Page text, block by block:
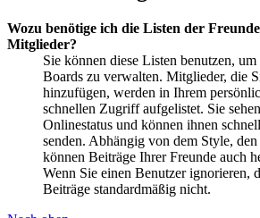
Wozu benötige ich die Listen der
Mitglieder?
Sie können diese Listen benutzen,
Boards zu verwalten. Mitglieder, die
hinzufügen, werden in Ihrem
schnellen Zugriff aufgelistet. Sie
Onlinestatus und können ihnen
senden. Abhängig von dem Style,
können Beiträge Ihrer Freunde auch
Wenn Sie einen Benutzer ignorieren,
Beiträge standardmäßig nicht.